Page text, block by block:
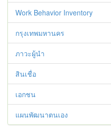
Work Behavior Inventory
กรุงเทพมหานคร
ภาวะผู้นำ
สินเชื่อ
เอกชน
แผนพัฒนาตนเอง